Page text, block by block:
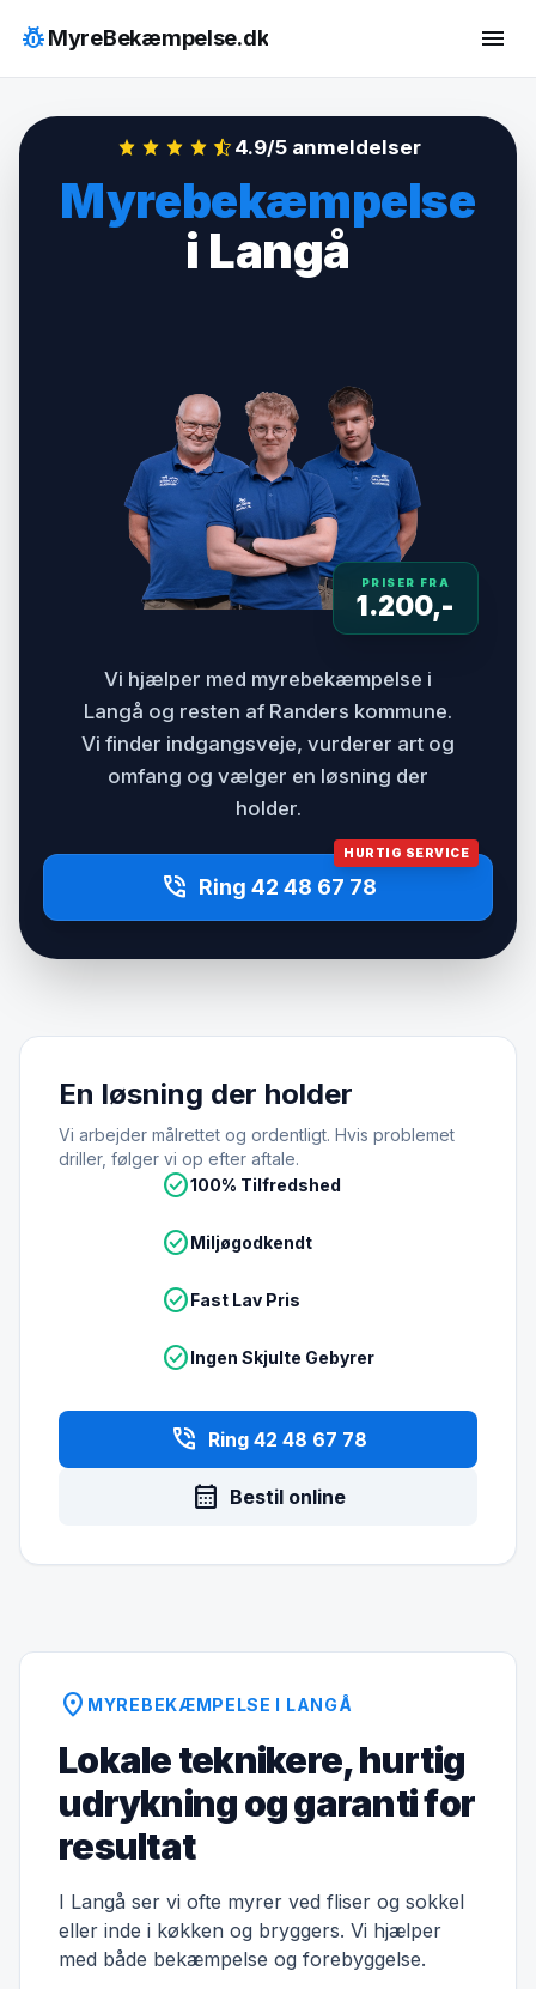
indhold
pest_controlMyreBekæmpelse.dk menu
4.9/5 anmeldelser
Myrebekæmpelse
i Langå
PRISER FRA
1.200,-
Vi hjælper med myrebekæmpelse i
Langå og resten af Randers kommune.
Vi finder indgangsveje, vurderer art og
omfang og vælger en løsning der
holder.
HURTIG SERVICE
phone_in_talk Ring 42 48 67 78
En løsning der holder
Vi arbejder målrettet og ordentligt. Hvis problemet
driller, følger vi op efter aftale.
check_circle100% Tilfredshed
check_circleMiljøgodkendt
check_circleFast Lav Pris
check_circleIngen Skjulte Gebyrer
phone_in_talk Ring 42 48 67 78
calendar_month Bestil online
location_on MYREBEKÆMPELSE I LANGÅ
Lokale teknikere, hurtig
udrykning og garanti for
resultat
I Langå ser vi ofte myrer ved fliser og sokkel
eller inde i køkken og bryggers. Vi hjælper
med både bekæmpelse og forebyggelse.